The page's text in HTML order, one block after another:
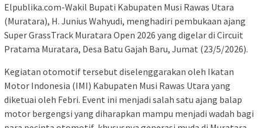
Elpublika.com-Wakil Bupati Kabupaten Musi Rawas Utara
(Muratara), H. Junius Wahyudi, menghadiri pembukaan ajang
Super GrassTrack Muratara Open 2026 yang digelar di Circuit
Pratama Muratara, Desa Batu Gajah Baru, Jumat (23/5/2026).
Kegiatan otomotif tersebut diselenggarakan oleh Ikatan
Motor Indonesia (IMI) Kabupaten Musi Rawas Utara yang
diketuai oleh Febri. Event ini menjadi salah satu ajang balap
motor bergengsi yang diharapkan mampu menjadi wadah bagi